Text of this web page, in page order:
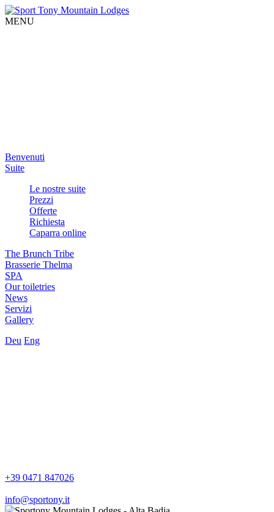
MENU
Benvenuti
Suite
Le nostre suite
Prezzi
Offerte
Richiesta
Caparra online
The Brunch Tribe
Brasserie Thelma
SPA
Our toiletries
News
Servizi
Gallery
Deu Eng
+39 0471 847026
info@sportony.it